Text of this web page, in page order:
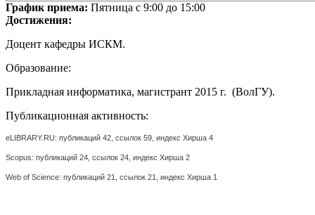
График приема: Пятница с 9:00 до 15:00
Достижения:
Доцент кафедры ИСКМ.
Образование:
Прикладная информатика, магистрант 2015 г. (ВолГУ).
Публикационная активность:
eLIBRARY.RU: публикаций 42, ссылок 59, индекс Хирша 4
Scopus: публикаций 24, ссылок 24, индекс Хирша 2
Web of Science: публикаций 21, ссылок 21, индекс Хирша 1